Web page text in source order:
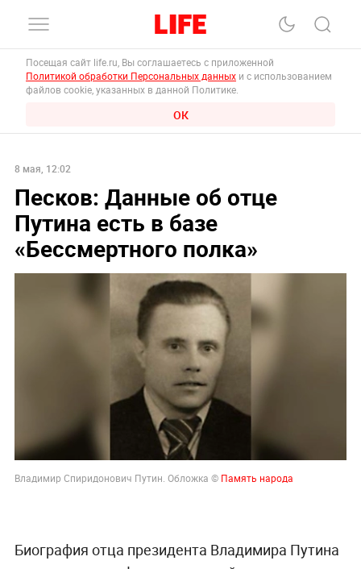
Посещая сайт life.ru, Вы соглашаетесь с приложенной
Политикой обработки Персональных данных и с использованием
файлов cookie, указанных в данной Политике.
ОК
8 мая, 12:02
Песков: Данные об отце
Путина есть в базе
«Бессмертного полка»
Владимир Спиридонович Путин. Обложка © Память народа
Биография отца президента Владимира Путина